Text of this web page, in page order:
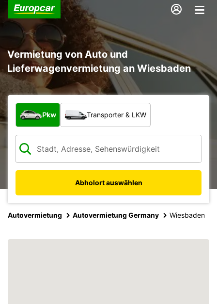
Vermietung von Auto und
Lieferwagenvermietung an Wiesbaden
Welche Art von Fahrzeug?
Pkw Transporter & LKW
Abholort auswählen
Autovermietung Autovermietung Germany Wiesbaden